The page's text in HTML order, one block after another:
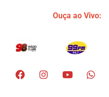
Ouça ao Vivo: